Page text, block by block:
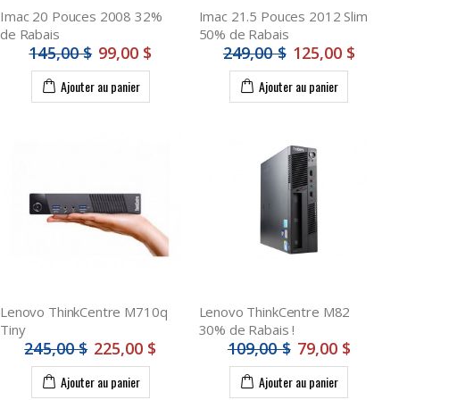
Imac 20 Pouces 2008 32%
de Rabais
145,00 $ 99,00 $
Ajouter au panier
Imac 21.5 Pouces 2012 Slim
50% de Rabais
249,00 $ 125,00 $
Ajouter au panier
Lenovo ThinkCentre M710q
Tiny
245,00 $ 225,00 $
Ajouter au panier
Lenovo ThinkCentre M82
30% de Rabais !
109,00 $ 79,00 $
Ajouter au panier